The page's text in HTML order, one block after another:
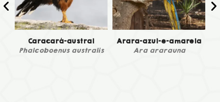
Caracará-austral
Phalcoboenus australis
Arara-azul-e-amarela
Ara ararauna